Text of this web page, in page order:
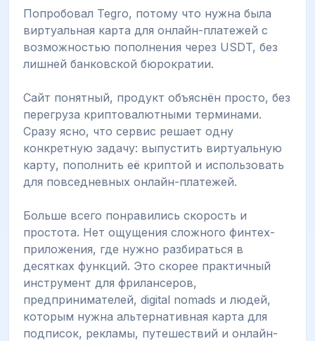
Попробовал Tegro, потому что нужна была
виртуальная карта для онлайн-платежей с
возможностью пополнения через USDT, без
лишней банковской бюрократии.
Сайт понятный, продукт объяснён просто, без
перегруза криптовалютными терминами.
Сразу ясно, что сервис решает одну
конкретную задачу: выпустить виртуальную
карту, пополнить её криптой и использовать
для повседневных онлайн-платежей.
Больше всего понравились скорость и
простота. Нет ощущения сложного финтех-
приложения, где нужно разбираться в
десятках функций. Это скорее практичный
инструмент для фрилансеров,
предпринимателей, digital nomads и людей,
которым нужна альтернативная карта для
подписок, рекламы, путешествий и онлайн-